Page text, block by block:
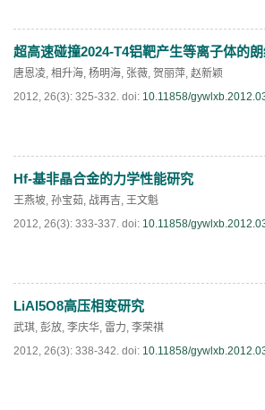
PDF(491)
超高速碰撞2024-T4铝靶产生等离子体的
唐恩凌, 相升海, 杨明海, 张薇, 贺丽萍, 赵新颖
2012, 26(3): 325-332. doi: 10.11858/
PDF(555)
Hf-基非晶合金的力学性能研究
王燕坡, 孙宝茹, 战再吉, 王文魁
2012, 26(3): 333-337. doi: 10.11858/
PDF(399)
LiAl5O8高压相变研究
武琪, 彭放, 李庆华, 雷力, 李荣祺
2012, 26(3): 338-342. doi: 10.11858/